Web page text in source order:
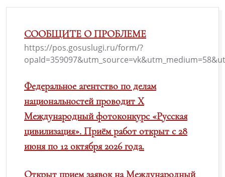
СООБЩИТЕ О ПРОБЛЕМЕ
https://pos.gosuslugi.ru/form/?
Федеральное агентство по делам
национальностей проводит X
Международный фотоконкурс «Русская
цивилизация». Приём работ открыт с 28
июня по 12 октября 2026 года.
Открыт прием заявок на Международный